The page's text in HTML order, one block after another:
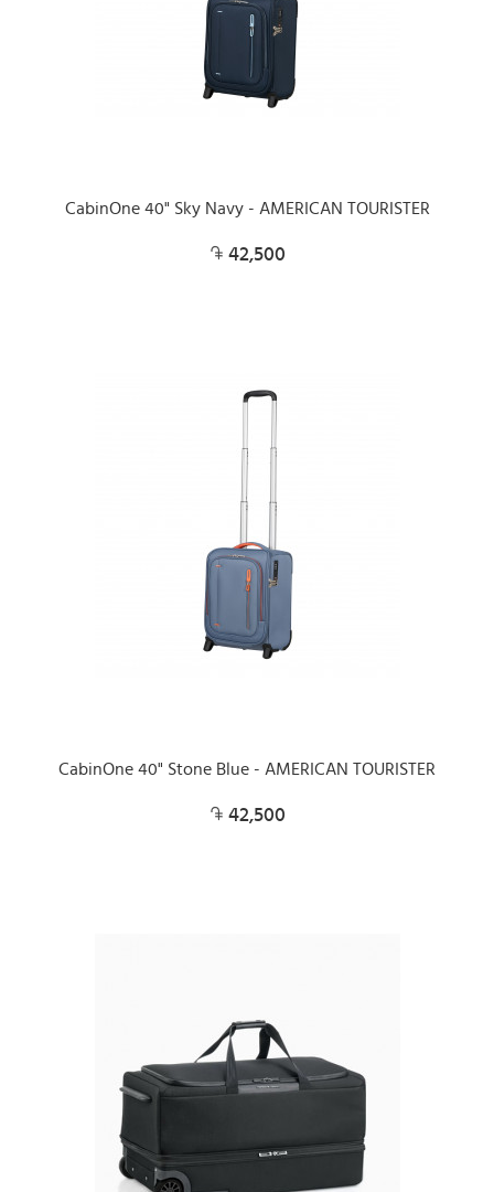
CabinOne 40" Sky Navy - AMERICAN TOURISTER
42,500
CabinOne 40" Stone Blue - AMERICAN TOURISTER
42,500